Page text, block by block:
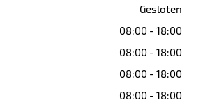
Gesloten
08:00 - 18:00
08:00 - 18:00
08:00 - 18:00
08:00 - 18:00